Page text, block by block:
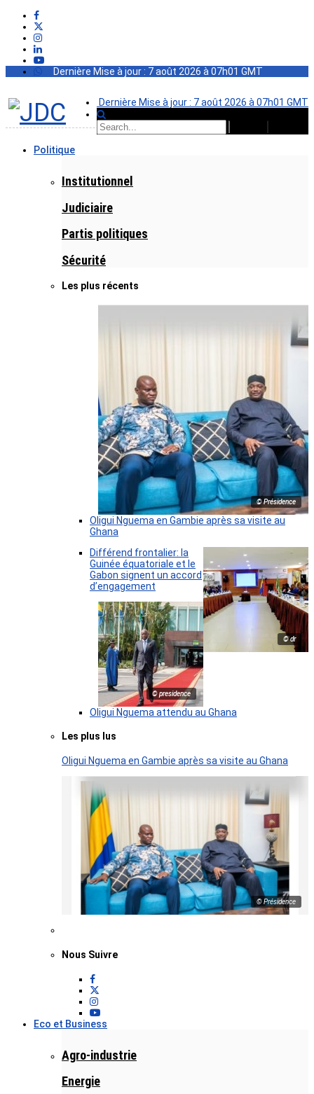
Dernière Mise à jour : 7 août 2026 à 07h01 GMT
Dernière Mise à jour : 7 août 2026 à 07h01 GMT
Politique
Institutionnel
Judiciaire
Partis politiques
Sécurité
Les plus récents
© Présidence
Oligui Nguema en Gambie après sa visite au
Ghana
© dr
Différend frontalier: la
Guinée équatoriale et le
Gabon signent un accord
d’engagement
© presidence
Oligui Nguema attendu au Ghana
Les plus lus
Oligui Nguema en Gambie après sa visite au Ghana
© Présidence
Nous Suivre
Eco et Business
Agro-industrie
Energie